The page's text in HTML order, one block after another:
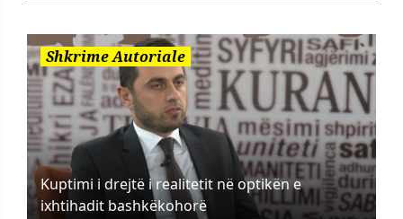
Shkrime Autoriale
Kuptimi i drejtë i realitetit në optikën e
ixhtihadit bashkëkohorë